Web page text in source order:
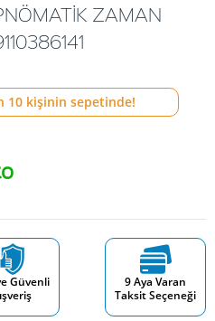
ZAMAN
10 kişinin sepetinde!
Güvenli
9 Aya Varan
Taksit Seçeneği